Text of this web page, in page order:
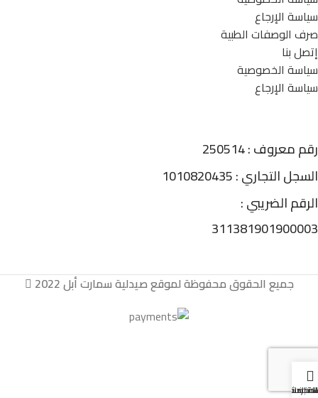
سياسة الإرجاع
صرف الوصفات الطبية
إتصل بنا
سياسة الخصوصية
سياسة الإرجاع
رقم معروف : 250514
السجل التجاري : 1010820435
الرقم الضريبي :
311381901900003
جميع الحقوق محفوظة لموقع صيدلية سمارت أبل 2022
المفضلة
المشتريات
حسابي